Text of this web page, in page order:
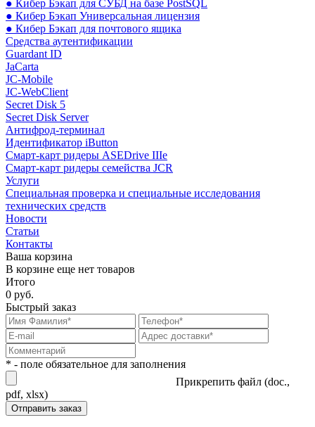
● Кибер Бэкап для СУБД на базе PostSQL
● Кибер Бэкап Универсальная лицензия
● Кибер Бэкап для почтового ящика
Средства аутентификации
Guardant ID
JaCarta
JC-Mobile
JC-WebClient
Secret Disk 5
Secret Disk Server
Антифрод-терминал
Идентификатор iButton
Смарт-карт ридеры ASEDrive IIIe
Смарт-карт ридеры семейства JCR
Услуги
Специальная проверка и специальные исследования
технических средств
Новости
Статьи
Контакты
Ваша корзина
В корзине еще нет товаров
Итого
0 руб.
Быстрый заказ
* - поле обязательное для заполнения
Прикрепить файл (doc.,
pdf, xlsx)